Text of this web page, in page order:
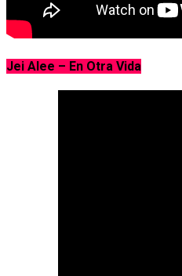
Jei Alee – En Otra Vida